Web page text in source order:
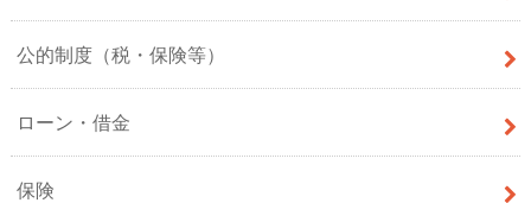
公的制度（税・保険等）
ローン・借金
保険